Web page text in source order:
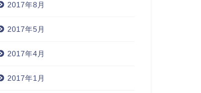
2017年8月
2017年5月
2017年4月
2017年1月